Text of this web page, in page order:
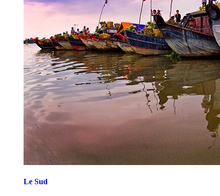
Le Sud